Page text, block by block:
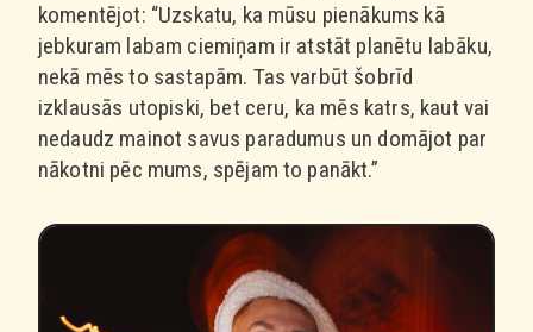
komentējot: “Uzskatu, ka mūsu pienākums kā
jebkuram labam ciemiņam ir atstāt planētu labāku,
nekā mēs to sastapām. Tas varbūt šobrīd
izklausās utopiski, bet ceru, ka mēs katrs, kaut vai
nedaudz mainot savus paradumus un domājot par
nākotni pēc mums, spējam to panākt.”